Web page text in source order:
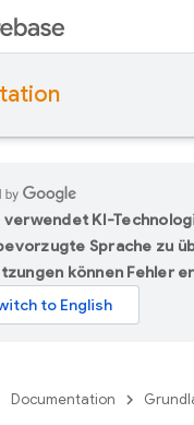
verwendet KI-
Sprache zu
können Fehler
Documentation